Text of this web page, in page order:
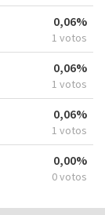
0,06%
1 votos
0,06%
1 votos
0,06%
1 votos
0,00%
0 votos